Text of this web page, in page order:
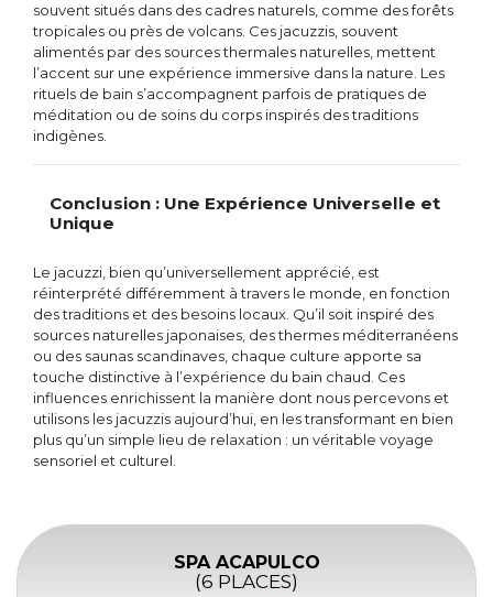
souvent situés dans des cadres naturels, comme des forêts
tropicales ou près de volcans. Ces jacuzzis, souvent
alimentés par des sources thermales naturelles, mettent
l’accent sur une expérience immersive dans la nature. Les
rituels de bain s’accompagnent parfois de pratiques de
méditation ou de soins du corps inspirés des traditions
indigènes.
Conclusion : Une Expérience Universelle et
Unique
Le jacuzzi, bien qu’universellement apprécié, est
réinterprété différemment à travers le monde, en fonction
des traditions et des besoins locaux. Qu’il soit inspiré des
sources naturelles japonaises, des thermes méditerranéens
ou des saunas scandinaves, chaque culture apporte sa
touche distinctive à l’expérience du bain chaud. Ces
influences enrichissent la manière dont nous percevons et
utilisons les jacuzzis aujourd’hui, en les transformant en bien
plus qu’un simple lieu de relaxation : un véritable voyage
sensoriel et culturel.
SPA ACAPULCO
(6 PLACES)